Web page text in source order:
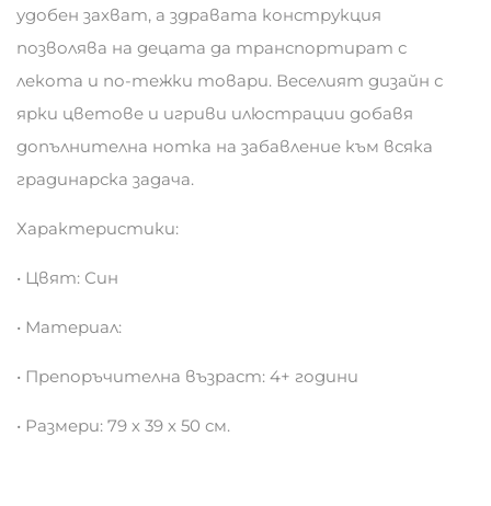
удобен захват, а здравата конструкция
позволява на децата да транспортират с
лекота и по-тежки товари. Веселият дизайн с
ярки цветове и игриви илюстрации добавя
допълнителна нотка на забавление към всяка
градинарска задача.
Характеристики:
• Цвят: Син
• Материал:
• Препоръчителна възраст: 4+ години
• Размери: 79 х 39 х 50 см.